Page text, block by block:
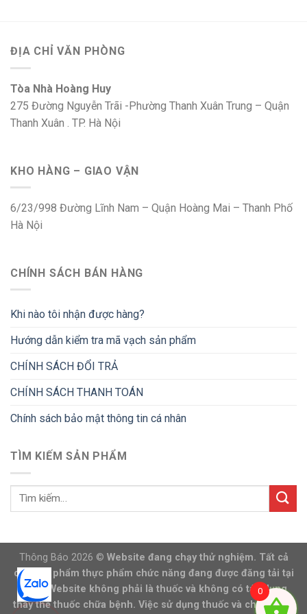
ĐỊA CHỈ VĂN PHÒNG
Tòa Nhà Hoàng Huy
275 Đường Nguyễn Trãi -Phường Thanh Xuân Trung – Quận
Thanh Xuân . TP. Hà Nội
KHO HÀNG – GIAO VẬN
6/23/998 Đường Lĩnh Nam – Quận Hoàng Mai – Thanh Phố
Hà Nội
CHÍNH SÁCH BÁN HÀNG
Khi nào tôi nhận được hàng?
Hướng dẫn kiểm tra mã vạch sản phẩm
CHÍNH SÁCH ĐỔI TRẢ
CHÍNH SÁCH THANH TOÁN
Chính sách bảo mật thông tin cá nhân
TÌM KIẾM SẢN PHẨM
Thông Báo 2026 © Website đang chạy thử nghiệm. Tất cả
các sản phẩm thực phẩm chức năng đang được đăng tải tại
trang Website không phải là thuốc và không có tác dụng
thay thế thuốc chữa bệnh. Việc sử dụng thuốc và chữa bệnh
0